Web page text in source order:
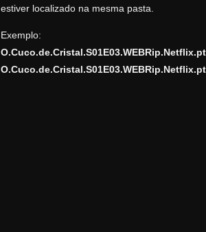
estiver localizado na mesma pasta.
Exemplo: